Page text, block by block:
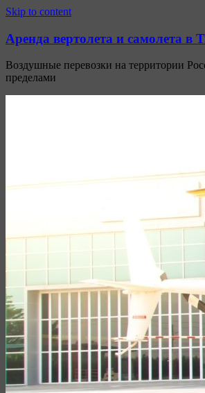
Skip to content
Аренда вертолета и самолета в
Воздушные перевозки на территории
пределами